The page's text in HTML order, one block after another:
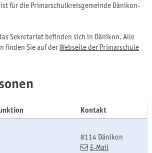
für die Primarschulkreisgemeinde Dänikon-
Sekretariat befinden sich in Dänikon. Alle
finden Sie auf derWebseite der Primarschule
Kontakt
8114 Dänikon
E-Mail